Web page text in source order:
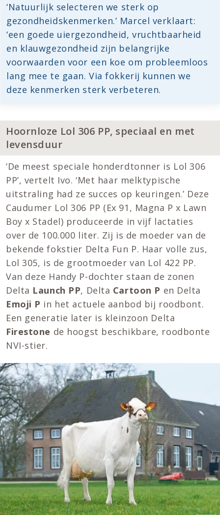
‘Natuurlijk selecteren we sterk op
gezondheidskenmerken.’ Marcel verklaart:
‘een goede uiergezondheid, vruchtbaarheid
en klauwgezondheid zijn belangrijke
voorwaarden voor een koe om probleemloos
lang mee te gaan. Via fokkerij kunnen we
deze kenmerken sterk verbeteren.
Hoornloze Lol 306 PP, speciaal en met
levensduur
‘De meest speciale honderdtonner is Lol 306
PP’, vertelt Ivo. ‘Met haar melktypische
uitstraling had ze succes op keuringen.’ Deze
Caudumer Lol 306 PP (Ex 91, Magna P x Lawn
Boy x Stadel) produceerde in vijf lactaties
over de 100.000 liter. Zij is de moeder van de
bekende fokstier Delta Fun P. Haar volle zus,
Lol 305, is de grootmoeder van Lol 422 PP.
Van deze Handy P-dochter staan de zonen
Delta Launch PP, Delta Cartoon P en Delta
Emoji P in het actuele aanbod bij roodbont.
Een generatie later is kleinzoon Delta
Firestone de hoogst beschikbare, roodbonte
NVI-stier.